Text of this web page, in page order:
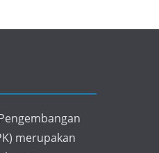
merupakan